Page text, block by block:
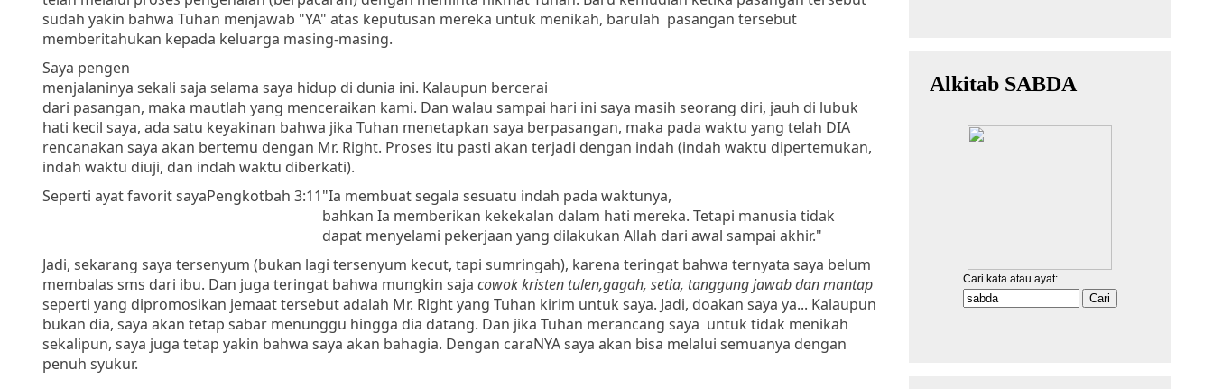
sudah yakin bahwa Tuhan menjawab "YA" atas keputusan mereka untuk menikah, barulah pasangan tersebut
memberitahukan kepada keluarga masing-masing.
Saya pengen
menjalaninya sekali saja selama saya hidup di dunia ini. Kalaupun bercerai
dari pasangan, maka mautlah yang menceraikan kami. Dan walau sampai hari ini saya masih seorang diri, jauh di lubuk
hati kecil saya, ada satu keyakinan bahwa jika Tuhan menetapkan saya berpasangan, maka pada waktu yang telah DIA
rencanakan saya akan bertemu dengan Mr. Right. Proses itu pasti akan terjadi dengan indah (indah waktu dipertemukan,
indah waktu diuji, dan indah waktu diberkati).
Seperti ayat favorit sayaPengkotbah 3:11"Ia membuat segala sesuatu indah pada waktunya,
bahkan Ia memberikan kekekalan dalam hati mereka. Tetapi manusia tidak
dapat menyelami pekerjaan yang dilakukan Allah dari awal sampai akhir."
Jadi, sekarang saya tersenyum (bukan lagi tersenyum kecut, tapi sumringah), karena teringat bahwa ternyata saya belum
membalas sms dari ibu. Dan juga teringat bahwa mungkin saja cowok kristen tulen,gagah, setia, tanggung jawab dan mantap
seperti yang dipromosikan jemaat tersebut adalah Mr. Right yang Tuhan kirim untuk saya. Jadi, doakan saya ya... Kalaupun
bukan dia, saya akan tetap sabar menunggu hingga dia datang. Dan jika Tuhan merancang saya untuk tidak menikah
sekalipun, saya juga tetap yakin bahwa saya akan bahagia. Dengan caraNYA saya akan bisa melalui semuanya dengan
penuh syukur.